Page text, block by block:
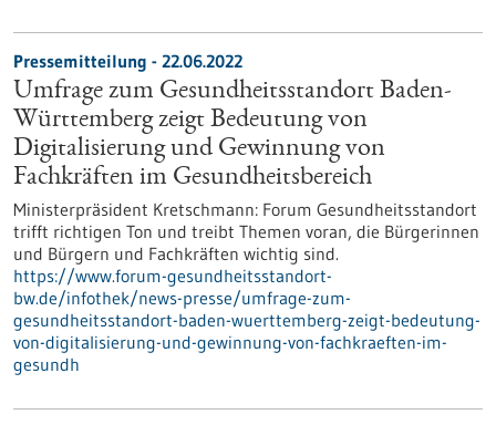
Pressemitteilung - 22.06.2022
Umfrage zum Gesundheitsstandort Baden-
Württemberg zeigt Bedeutung von
Digitalisierung und Gewinnung von
Fachkräften im Gesundheitsbereich
Ministerpräsident Kretschmann: Forum Gesundheitsstandort
trifft richtigen Ton und treibt Themen voran, die Bürgerinnen
und Bürgern und Fachkräften wichtig sind.
https://www.forum-gesundheitsstandort-
bw.de/infothek/news-presse/umfrage-zum-
gesundheitsstandort-baden-wuerttemberg-zeigt-bedeutung-
von-digitalisierung-und-gewinnung-von-fachkraeften-im-
gesundh